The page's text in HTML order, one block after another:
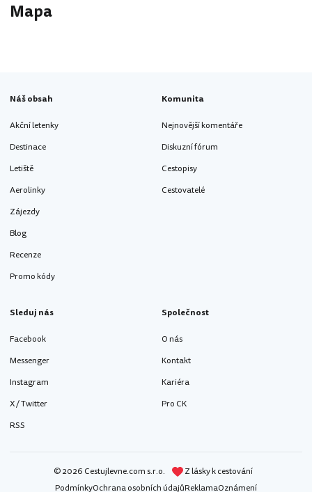
Mapa
Náš obsah
Akční letenky
Destinace
Letiště
Aerolinky
Zájezdy
Blog
Recenze
Promo kódy
Komunita
Nejnovější komentáře
Diskuzní fórum
Cestopisy
Cestovatelé
Sleduj nás
Facebook
Messenger
Instagram
X / Twitter
RSS
Společnost
O nás
Kontakt
Kariéra
Pro CK
© 2026 Cestujlevne.com s.r.o.
Z lásky k cestování
PodmínkyOchrana osobních údajůReklamaOznámení